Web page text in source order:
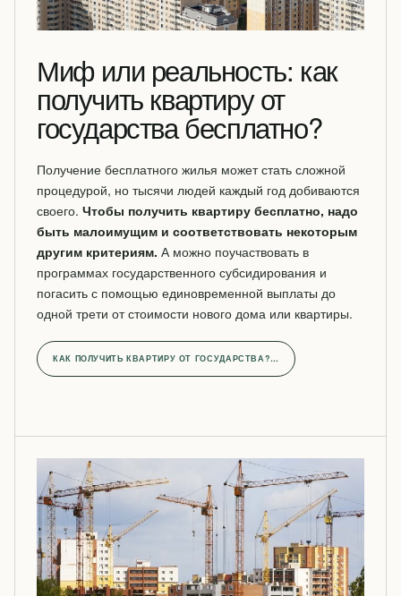
Миф или реальность: как
получить квартиру от
государства бесплатно?
Получение бесплатного жилья может стать сложной
процедурой, но тысячи людей каждый год добиваются
своего. Чтобы получить квартиру бесплатно, надо
быть малоимущим и соответствовать некоторым
другим критериям. А можно поучаствовать в
программах государственного субсидирования и
погасить с помощью единовременной выплаты до
одной трети от стоимости нового дома или квартиры.
КАК ПОЛУЧИТЬ КВАРТИРУ ОТ ГОСУДАРСТВА?…